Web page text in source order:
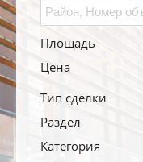
Площадь
Цена
Тип сделки
Раздел
Категория